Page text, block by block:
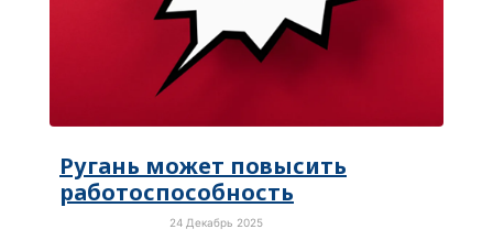
Ругань может повысить
работоспособность
24 Декабрь 2025